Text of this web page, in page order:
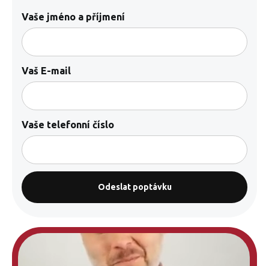
Vaše jméno a příjmení
Vaš E-mail
Vaše telefonní číslo